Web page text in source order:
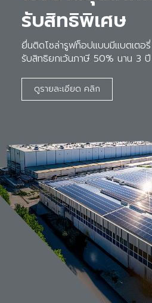
รับสิทธิพิเศษ
ยื่นติดโซล่ารูฟท็อปแบบมีแบตเตอ
รับสิทธิยกเว้นภาษี 50% นาน 3 ปี
ดูรายละเอียด คลิก